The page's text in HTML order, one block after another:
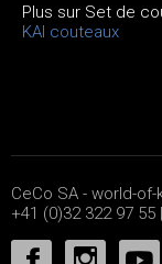
Plus sur Set de
KAI couteaux
CeCo SA - world-of-
+41 (0)32 322 97 55 |